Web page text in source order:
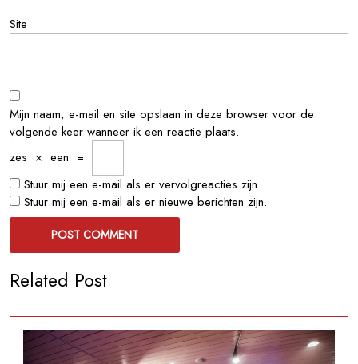
Site
Mijn naam, e-mail en site opslaan in deze browser voor de
volgende keer wanneer ik een reactie plaats.
zes × een =
Stuur mij een e-mail als er vervolgreacties zijn.
Stuur mij een e-mail als er nieuwe berichten zijn.
Related Post